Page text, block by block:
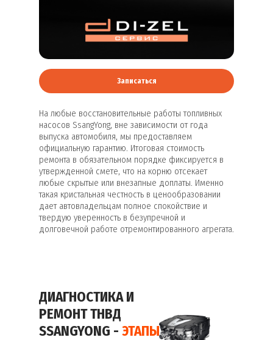
На любые восстановительные работы топливных
насосов SsangYong, вне зависимости от года
выпуска автомобиля, мы предоставляем
официальную гарантию. Итоговая стоимость
ремонта в обязательном порядке фиксируется в
утвержденной смете, что на корню отсекает
любые скрытые или внезапные доплаты. Именно
такая кристальная честность в ценообразовании
дает автовладельцам полное спокойствие и
твердую уверенность в безупречной и
долговечной работе отремонтированного агрегата.
Записаться
ДИАГНОСТИКА И
РЕМОНТ ТНВД
SSANGYONG - ЭТАПЫ